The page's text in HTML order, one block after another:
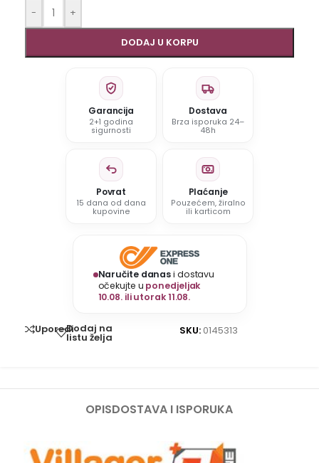
- +
DODAJ U KORPU
Garancija
2+1 godina
sigurnosti
Dostava
Brza isporuka 24–
48h
Povrat
15 dana od dana
kupovine
Plaćanje
Pouzećem, žiralno
ili karticom
Naručite danasi dostavu
očekujte u ponedjeljak
10.08. ili utorak 11.08.
UporediDodaj na
listu želja
SKU: 0145313
OPISDOSTAVA I ISPORUKA